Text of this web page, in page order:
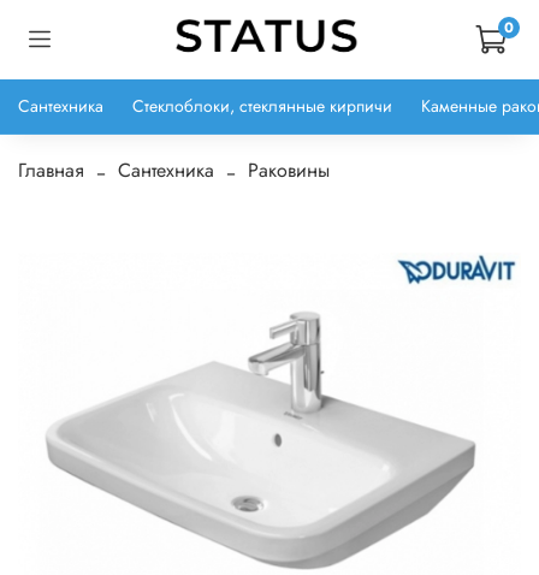
0
Сантехника Стеклоблоки, стеклянные кирпичи Каменные
Главная Сантехника Раковины